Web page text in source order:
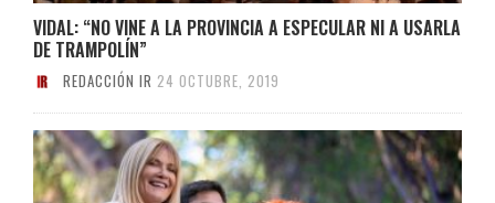
VIDAL: “NO VINE A LA PROVINCIA A ESPECULAR NI A USARLA
DE TRAMPOLÍN”
REDACCIÓN IR 24 OCTUBRE, 2019